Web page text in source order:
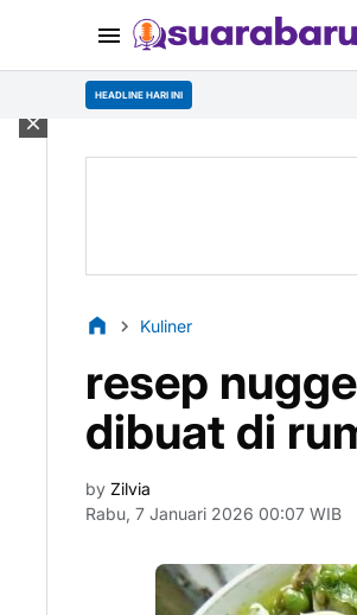
HEADLINE HARI INI
Kuliner
resep
dibuat di
by Zilvia
Rabu, 7 Januari 2026 00:07 WIB